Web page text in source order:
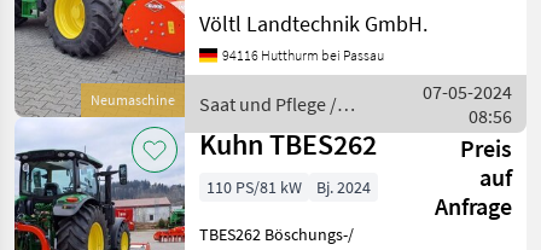
Neumaschine
Verschiebemulcher für
Front und Heckanbau
sowie dem TBES262
Maschinen sind auch
Einzeln zu erwerben
Völtl Landtechnik GmbH.
94116 Hutthurm bei Passau
Saat und Pflege /
Kuhn
07-05-2024
08:56
Kuhn TBES262
Preis
auf
Anfrage
110 PS/81 kW Bj. 2024
TBES262 Böschungs-/